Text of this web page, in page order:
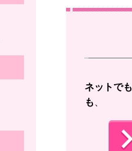
ネットで
も